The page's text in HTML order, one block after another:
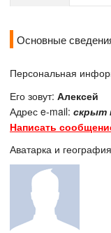
Основные
Персональная
Его зовут: Алексей
Адрес e-mail: скрыт
Написать
Аватарка и география